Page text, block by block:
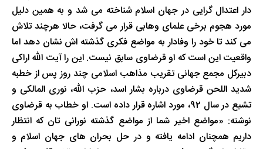
دار اعتدال گرایی در جهان اسلام شناخته می شد و به همین دلیل
مورد هجوم برخی علمای وهابی قرار می گرفت، حالا هرچند تلاش
می کند تا خود را وفادار به مواضع فکری گذشته اش نشان دهد اما
واقعیت این است که او قرضاوی سابق نیست. این را آیت الله اراکی
دبیرکل مجمع جهانی تقریب مذاهب اسلامی چند روز پس از خطبه
شدید اللحن قرضاوی درباره بشار اسد، حزب الله، نوری المالکی و
تشیع در سال 92، مورد اشاره قرار داده است. او خطاب به قرضاوی
نوشته: «مواضع اخیر شما از مواضع گذشته نورانی تان که انتظار
داریم همچنان ادامه یافته و در حل بحران های جهان اسلام و